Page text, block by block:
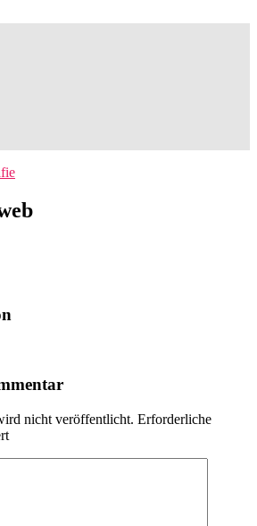
nicht veröffentlicht. Erforderliche